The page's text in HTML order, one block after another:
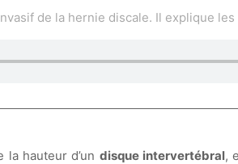
de la hernie discale. Il explique
hauteur d’un disque intervertébral,